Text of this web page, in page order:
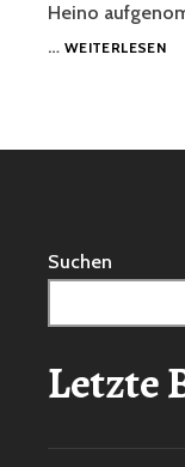
Heino
… WEITERLESEN
Suchen
Letzte